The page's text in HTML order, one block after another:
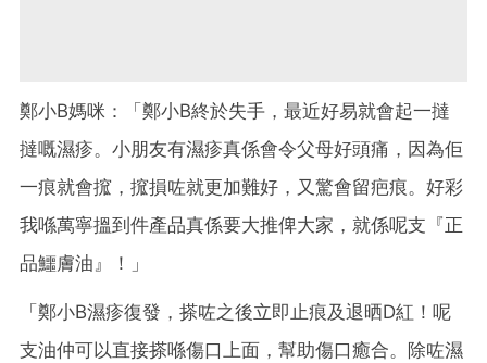
鄭小B媽咪：「鄭小B終於失手，最近好易就會起一撻
撻嘅濕疹。小朋友有濕疹真係會令父母好頭痛，因為佢
一痕就會搲，搲損咗就更加難好，又驚會留疤痕。好彩
我喺萬寧搵到件產品真係要大推俾大家，就係呢支『正
品鱷膚油』！」
「鄭小B濕疹復發，搽咗之後立即止痕及退晒D紅！呢
支油仲可以直接搽喺傷口上面，幫助傷口癒合。除咗濕